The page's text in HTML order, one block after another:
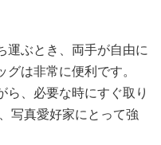
運ぶとき、両手が自由に
は非常に便利です。
ら、必要な時にすぐ取り
写真愛好家にとって強